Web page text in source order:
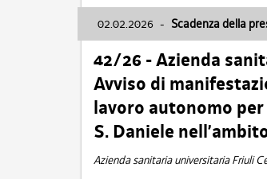
02.02.2026 - Scadenza della
42/26 - Azienda
Avviso di
lavoro autonomo
S. Daniele
Azienda sanitaria universitaria Friuli